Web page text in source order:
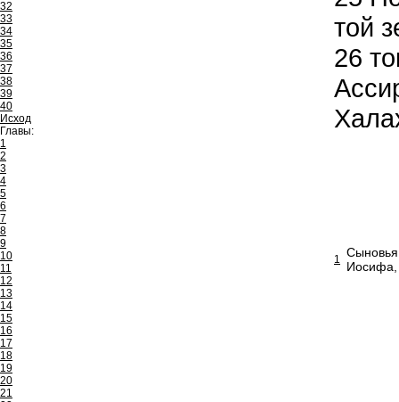
32
33
34
35
36
37
38
39
40
Исход
Главы:
1
2
3
4
5
6
7
8
9
10
11
12
13
14
15
16
17
18
19
20
21
той
26
1 Сыновья
Иосифа,